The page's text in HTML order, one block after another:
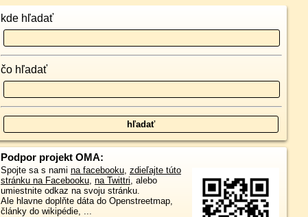
kde hľadať
čo hľadať
Podpor projekt OMA:
Spojte sa s nami na facebooku, zdieľajte túto
stránku na Facebooku, na Twittri, alebo
umiestnite odkaz na svoju stránku.
Ale hlavne doplňte dáta do Openstreetmap,
články do wikipédie, ...